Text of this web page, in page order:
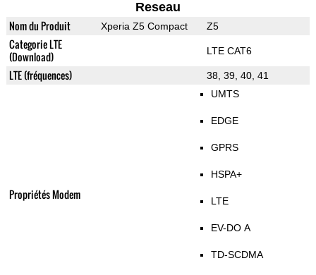
Reseau
Nom du Produit Xperia Z5 Compact Z5
Categorie LTE
(Download)
LTE CAT6
LTE (fréquences) 38, 39, 40, 41
Propriétés Modem
UMTS
EDGE
GPRS
HSPA+
LTE
EV-DO A
TD-SCDMA